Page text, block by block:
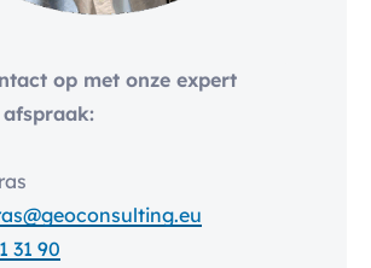
op met onze expert
31 90